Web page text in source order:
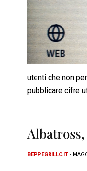
utenti che non
pubblicare cifre
BEPPEGRILLO.IT -